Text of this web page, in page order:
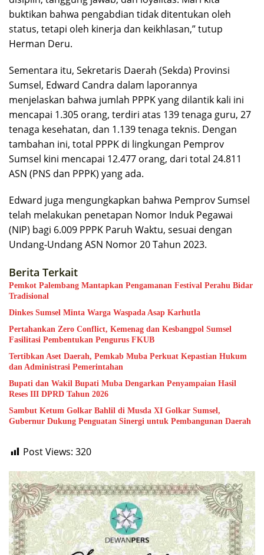
buktikan bahwa pengabdian tidak ditentukan oleh
status, tetapi oleh kinerja dan keikhlasan,” tutup
Herman Deru.
Sementara itu, Sekretaris Daerah (Sekda) Provinsi
Sumsel, Edward Candra dalam laporannya
menjelaskan bahwa jumlah PPPK yang dilantik kali ini
mencapai 1.305 orang, terdiri atas 139 tenaga guru, 27
tenaga kesehatan, dan 1.139 tenaga teknis. Dengan
tambahan ini, total PPPK di lingkungan Pemprov
Sumsel kini mencapai 12.477 orang, dari total 24.811
ASN (PNS dan PPPK) yang ada.
Edward juga mengungkapkan bahwa Pemprov Sumsel
telah melakukan penetapan Nomor Induk Pegawai
(NIP) bagi 6.009 PPPK Paruh Waktu, sesuai dengan
Undang-Undang ASN Nomor 20 Tahun 2023.
Berita Terkait
Pemkot Palembang Mantapkan Pengamanan Festival Perahu Bidar
Tradisional
Dinkes Sumsel Minta Warga Waspada Asap Karhutla
Pertahankan Zero Conflict, Kemenag dan Kesbangpol Sumsel
Fasilitasi Pembentukan Pengurus FKUB
Tertibkan Aset Daerah, Pemkab Muba Perkuat Kepastian Hukum
dan Administrasi Pemerintahan
Bupati dan Wakil Bupati Muba Dengarkan Penyampaian Hasil
Reses III DPRD Tahun 2026
Sambut Ketum Golkar Bahlil di Musda XI Golkar Sumsel,
Gubernur Dukung Penguatan Sinergi untuk Pembangunan Daerah
Post Views: 320